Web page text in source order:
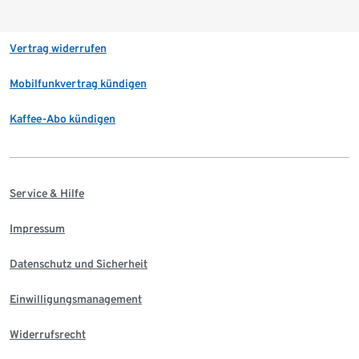
Vertrag widerrufen
Mobilfunkvertrag kündigen
Kaffee-Abo kündigen
Service & Hilfe
Impressum
Datenschutz und Sicherheit
Einwilligungsmanagement
Widerrufsrecht